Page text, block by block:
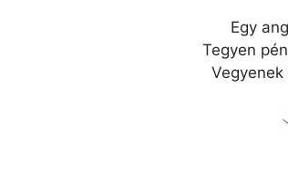
Egy
Tegyen
Vegyenek